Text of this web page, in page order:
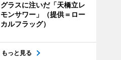
グラスに注いだ「天橋立レ
モンサワー」（提供＝ロー
カルフラッグ）
もっと見る